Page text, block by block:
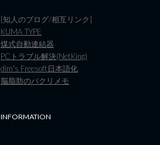
[知人のブログ/相互リンク]
KUMA TYPE
煤式自動連結器
PCトラブル解決(NetKing)
dim's Freesoft日本語化
脳脂肪のパクリメモ
INFORMATION